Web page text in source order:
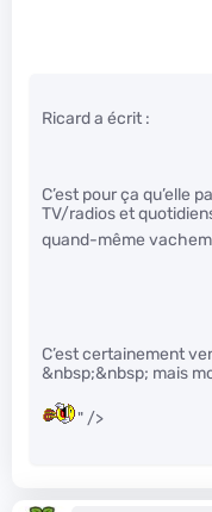
Ricard a écrit :
C’est pour ça qu’elle
TV/radios et
quand-même
C’est certainement
&nbsp;&nbsp; mais
" />